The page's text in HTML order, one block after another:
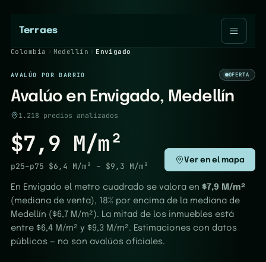
Terraes
Colombia Medellín Envigado
AVALÚO POR BARRIO OFERTA
Avalúo en Envigado, Medellín
1.218 predios analizados
$7,9 M/m²
p25–p75 $6,4 M/m² – $9,3 M/m²
Ver en el mapa
En Envigado el metro cuadrado se valora en $7,9 M/m²
(mediana de venta), 18% por encima de la mediana de
Medellín ($6,7 M/m²). La mitad de los inmuebles está
entre $6,4 M/m² y $9,3 M/m². Estimaciones con datos
públicos — no son avalúos oficiales.